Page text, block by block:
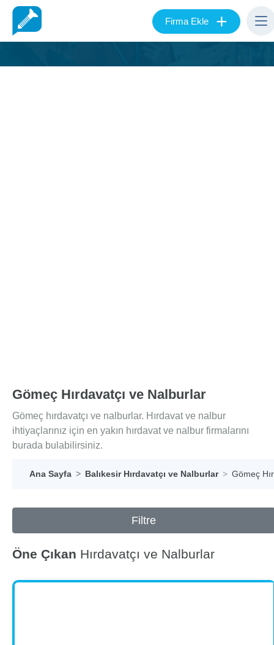
Firma Ekle +
Gömeç Hırdavatçı ve Nalburlar
Gömeç hırdavatçı ve nalburlar. Hırdavat ve nalbur
ihtiyaçlarınız için en yakın hırdavat ve nalbur firmalarını
burada bulabilirsiniz.
Ana Sayfa Balıkesir Hırdavatçı ve Nalburlar Gömeç
Filtre
Öne Çıkan Hırdavatçı ve Nalburlar